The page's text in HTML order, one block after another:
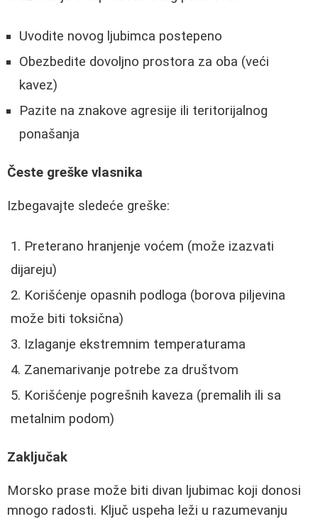
Uvodite novog ljubimca postepeno
Obezbedite dovoljno prostora za oba (veći
kavez)
Pazite na znakove agresije ili teritorijalnog
ponašanja
Česte greške vlasnika
Izbegavajte sledeće greške:
Preterano hranjenje voćem (može izazvati
dijareju)
Korišćenje opasnih podloga (borova piljevina
može biti toksična)
Izlaganje ekstremnim temperaturama
Zanemarivanje potrebe za društvom
Korišćenje pogrešnih kaveza (premalih ili sa
metalnim podom)
Zaključak
Morsko prase može biti divan ljubimac koji donosi
mnogo radosti. Ključ uspeha leži u razumevanju